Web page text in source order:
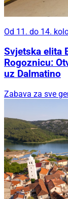
Od 11. do 14.
Svjetska elita
Rogoznicu:
uz Dalmatino
Zabava za sve